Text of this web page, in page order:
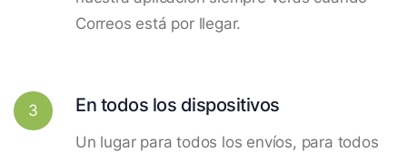
Correos está por llegar.
3 En todos los dispositivos
Un lugar para todos los envíos, para todos